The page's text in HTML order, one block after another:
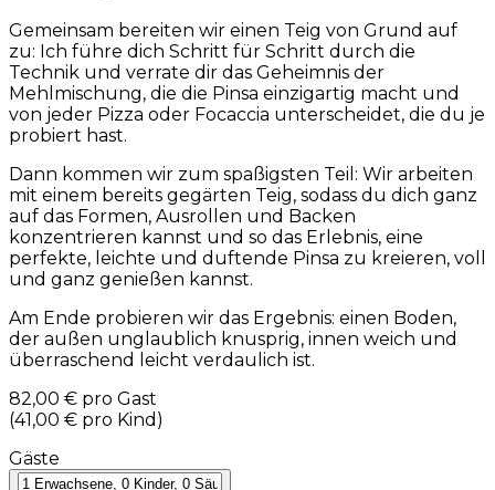
Gemeinsam bereiten wir einen Teig von Grund auf
zu: Ich führe dich Schritt für Schritt durch die
Technik und verrate dir das Geheimnis der
Mehlmischung, die die Pinsa einzigartig macht und
von jeder Pizza oder Focaccia unterscheidet, die du je
probiert hast.
Dann kommen wir zum spaßigsten Teil: Wir arbeiten
mit einem bereits gegärten Teig, sodass du dich ganz
auf das Formen, Ausrollen und Backen
konzentrieren kannst und so das Erlebnis, eine
perfekte, leichte und duftende Pinsa zu kreieren, voll
und ganz genießen kannst.
Am Ende probieren wir das Ergebnis: einen Boden,
der außen unglaublich knusprig, innen weich und
überraschend leicht verdaulich ist.
82,00 € pro Gast
(41,00 € pro Kind )
Gäste